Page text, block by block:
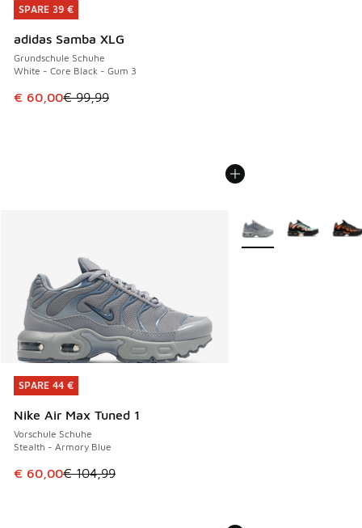
SPARE 39 €
adidas Samba XLG
Grundschule Schuhe
White - Core Black - Gum 3
Dieser Artikel ist im Sale. Der Preis ist von € 99,99 auf €
€ 60,00€ 99,99
SPARE 39 €
SPARE 44 €
Nike Air Max Tuned 1
Vorschule Schuhe
Stealth - Armory Blue
Dieser Artikel ist im Sale. Der Preis ist von € 104,99 auf €
€ 60,00€ 104,99
SPARE 44 €
Weitere Farben